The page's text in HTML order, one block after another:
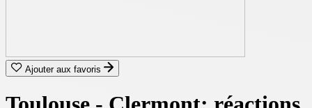
Ajouter aux favoris